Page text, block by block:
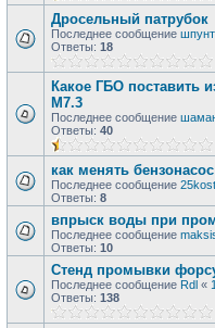
Дросельный патрубок
Последнее сообщение
Ответы: 18
Какое ГБО поставить
М7.3
Последнее сообщение
Ответы: 40
как менять бензонасос
Последнее сообщение
Ответы: 8
впрыск воды при
Последнее сообщение
Ответы: 10
Стенд промывки
Последнее сообщение Rdl «
Ответы: 138